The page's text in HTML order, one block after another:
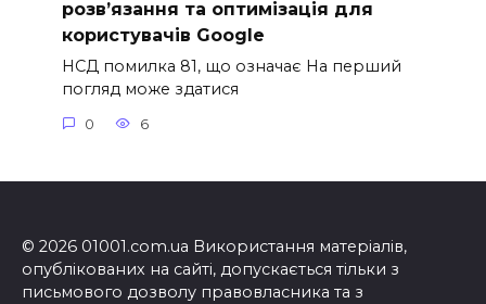
розв’язання та оптимізація для
користувачів Google
НСД помилка 81, що означає На перший
погляд може здатися
0 6
© 2026 01001.com.ua Використання матеріалів,
опублікованих на сайті, допускається тільки з
письмового дозволу правовласника та з